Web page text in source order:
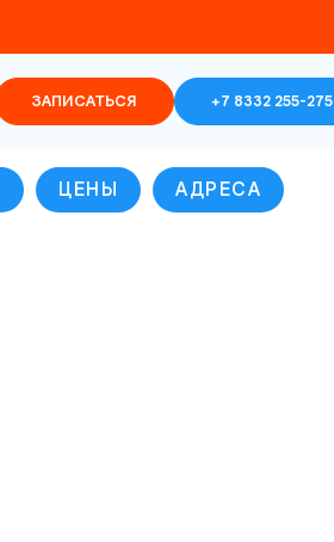
ЗАПИСАТЬСЯ +7 8332 255-275
ЦЕНЫ АДРЕСА